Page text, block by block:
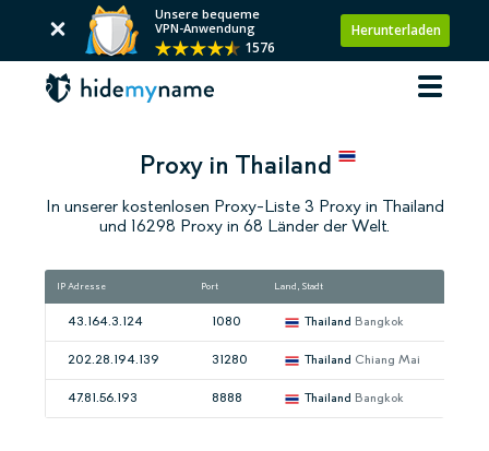
Unsere bequeme
VPN-Anwendung
1576
Herunterladen
Proxy in Thailand
In unserer kostenlosen Proxy-Liste 3 Proxy in Thailand
und 16298 Proxy in 68 Länder der Welt.
IP Adresse Port Land, Stadt
43.164.3.124 1080 Thailand Bangkok
202.28.194.139 31280 Thailand Chiang Mai
47.81.56.193 8888 Thailand Bangkok